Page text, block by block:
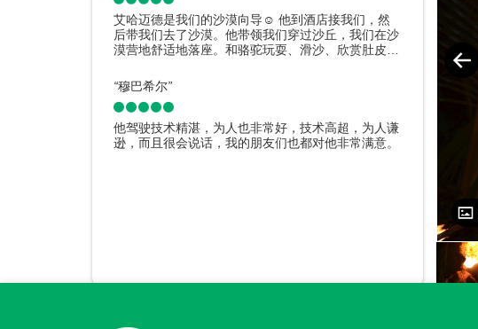
艾哈迈德是我们的沙漠向导☺️ 他到酒店接我们，然
后带我们去了沙漠。他带领我们穿过沙丘，我们在沙
漠营地舒适地落座。和骆驼玩耍、滑沙、欣赏肚皮
所有人。体验非常棒。
“穆巴希尔”
他驾驶技术精湛，为人也非常好，技术高超，为人谦
逊，而且很会说话，我的朋友们也都对他非常满意。